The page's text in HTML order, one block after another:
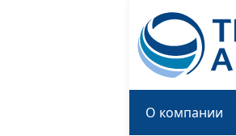
О компании